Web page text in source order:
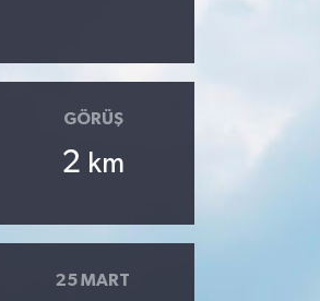
GÖRÜŞ
2 km
25 MART